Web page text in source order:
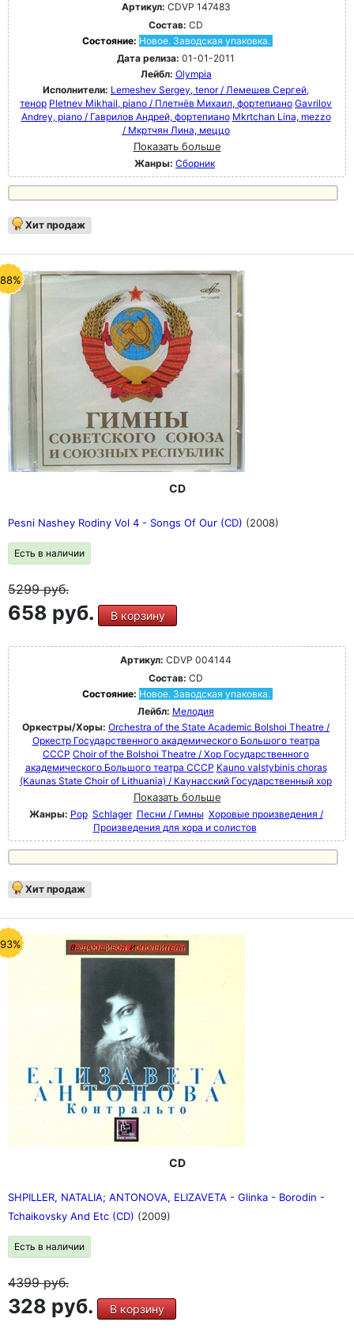
Артикул: CDVP 147483
Состав: CD
Состояние: Новое. Заводская упаковка.
Дата релиза: 01-01-2011
Лейбл: Olympia
Исполнители: Lemeshev Sergey, tenor / Лемешев Сергей,
тенор Pletnev Mikhail, piano / Плетнёв Михаил, фортепиано Gavrilov
Andrey, piano / Гаврилов Андрей, фортепиано Mkrtchan Lina, mezzo
/ Мкртчян Лина, меццо
Показать больше
Жанры: Сборник
Хит продаж
CD
Pesni Nashey Rodiny Vol 4 - Songs Of Our (CD) (2008)
Есть в наличии
5299руб.
658 руб. В корзину
Артикул: CDVP 004144
Состав: CD
Состояние: Новое. Заводская упаковка.
Лейбл: Мелодия
Оркестры/Хоры: Orchestra of the State Academic Bolshoi Theatre /
Оркестр Государственного академического Большого театра
СССР Choir of the Bolshoi Theatre / Хор Государственного
академического Большого театра СССР Kauno valstybinis choras
(Kaunas State Choir of Lithuania) / Каунасский Государственный хор
Показать больше
Жанры: Pop Schlager Песни / Гимны Хоровые произведения /
Произведения для хора и солистов
Хит продаж
CD
SHPILLER, NATALIA; ANTONOVA, ELIZAVETA - Glinka - Borodin -
Tchaikovsky And Etc (CD) (2009)
Есть в наличии
4399руб.
328 руб. В корзину